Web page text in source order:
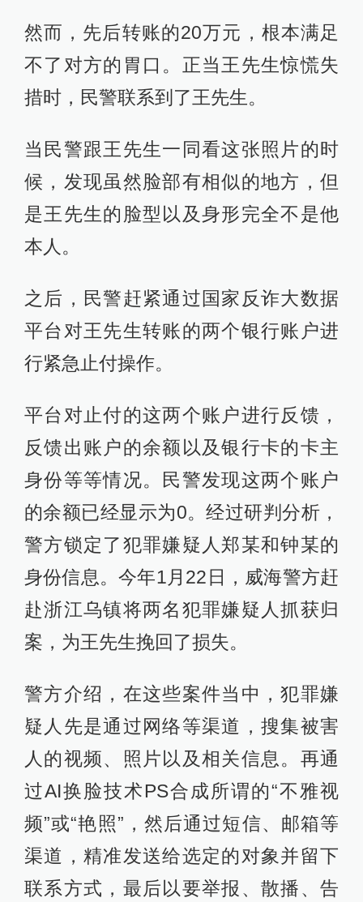
然而，先后转账的20万元，根本满足
不了对方的胃口。正当王先生惊慌失
措时，民警联系到了王先生。
当民警跟王先生一同看这张照片的时
候，发现虽然脸部有相似的地方，但
是王先生的脸型以及身形完全不是他
本人。
之后，民警赶紧通过国家反诈大数据
平台对王先生转账的两个银行账户进
行紧急止付操作。
平台对止付的这两个账户进行反馈，
反馈出账户的余额以及银行卡的卡主
身份等等情况。民警发现这两个账户
的余额已经显示为0。经过研判分析，
警方锁定了犯罪嫌疑人郑某和钟某的
身份信息。今年1月22日，威海警方赶
赴浙江乌镇将两名犯罪嫌疑人抓获归
案，为王先生挽回了损失。
警方介绍，在这些案件当中，犯罪嫌
疑人先是通过网络等渠道，搜集被害
人的视频、照片以及相关信息。再通
过AI换脸技术PS合成所谓的“不雅视
频”或“艳照”，然后通过短信、邮箱等
渠道，精准发送给选定的对象并留下
联系方式，最后以要举报、散播、告